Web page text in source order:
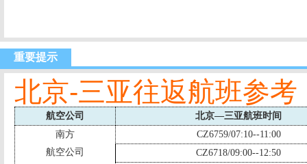
重要提示
北京-三亚往返航班参考
航空公司 北京—三亚航班时间
南方
航空公司
CZ6759/07:10--11:00
CZ6718/09:00--12:50